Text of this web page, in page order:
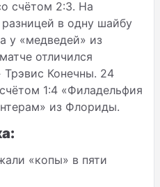
счётом 2:3. На
в одну шайбу
у «медведей» из
отличился
Конечны. 24
1:4 «Филадельфия
из Флориды.
«копы» в пяти